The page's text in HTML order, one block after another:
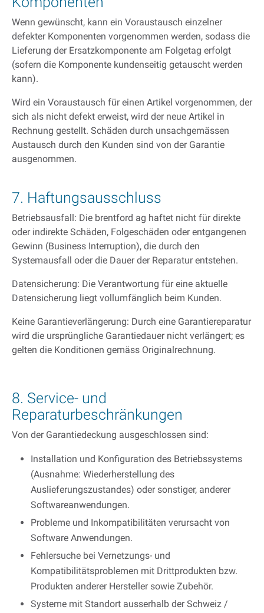
Wenn gewünscht, kann ein Voraustausch einzelner
defekter Komponenten vorgenommen werden, sodass die
Lieferung der Ersatzkomponente am Folgetag erfolgt
(sofern die Komponente kundenseitig getauscht werden
kann).
Wird ein Voraustausch für einen Artikel vorgenommen, der
sich als nicht defekt erweist, wird der neue Artikel in
Rechnung gestellt. Schäden durch unsachgemässen
Austausch durch den Kunden sind von der Garantie
ausgenommen.
7. Haftungsausschluss
Betriebsausfall: Die brentford ag haftet nicht für direkte
oder indirekte Schäden, Folgeschäden oder entgangenen
Gewinn (Business Interruption), die durch den
Systemausfall oder die Dauer der Reparatur entstehen.
Datensicherung: Die Verantwortung für eine aktuelle
Datensicherung liegt vollumfänglich beim Kunden.
Keine Garantieverlängerung: Durch eine Garantiereparatur
wird die ursprüngliche Garantiedauer nicht verlängert; es
gelten die Konditionen gemäss Originalrechnung.
8. Service- und
Reparaturbeschränkungen
Von der Garantiedeckung ausgeschlossen sind:
Installation und Konfiguration des Betriebssystems
(Ausnahme: Wiederherstellung des
Auslieferungszustandes) oder sonstiger, anderer
Softwareanwendungen.
Probleme und Inkompatibilitäten verursacht von
Software Anwendungen.
Fehlersuche bei Vernetzungs- und
Kompatibilitätsproblemen mit Drittprodukten bzw.
Produkten anderer Hersteller sowie Zubehör.
Systeme mit Standort ausserhalb der Schweiz /